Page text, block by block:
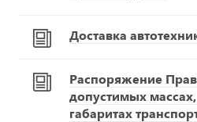
Доставка
Распоряжение
допустимых
габаритах